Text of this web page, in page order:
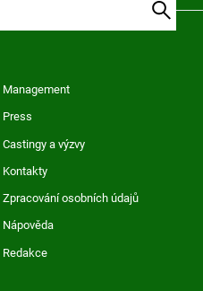
Management
Press
Castingy a výzvy
Kontakty
Zpracování osobních údajů
Nápověda
Redakce